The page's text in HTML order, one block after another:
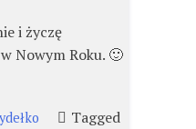
i życzę
Nowym Roku. 🙂
Tagged